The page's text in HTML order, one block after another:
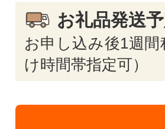
お礼品発送
お申し込み後1週
け時間帯指定可）